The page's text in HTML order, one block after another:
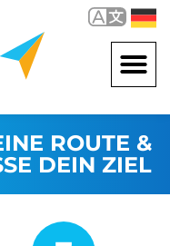
ROUTE &
DEIN ZIEL